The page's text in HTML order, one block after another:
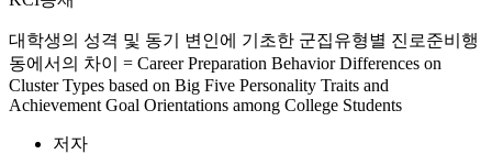
대학생의 성격 및 동기 변인에 기초한 군집유형별 진로준비행
동에서의 차이 = Career Preparation Behavior Differences on
Cluster Types based on Big Five Personality Traits and
Achievement Goal Orientations among College Students
저자